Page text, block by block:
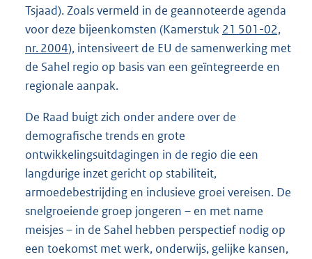
Tsjaad). Zoals vermeld in de geannoteerde agenda
voor deze bijeenkomsten (Kamerstuk 21 501-02,
nr. 2004), intensiveert de EU de samenwerking met
de Sahel regio op basis van een geïntegreerde en
regionale aanpak.
De Raad buigt zich onder andere over de
demografische trends en grote
ontwikkelingsuitdagingen in de regio die een
langdurige inzet gericht op stabiliteit,
armoedebestrijding en inclusieve groei vereisen. De
snelgroeiende groep jongeren – en met name
meisjes – in de Sahel hebben perspectief nodig op
een toekomst met werk, onderwijs, gelijke kansen,